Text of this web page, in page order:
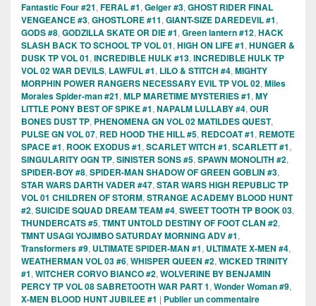
Fantastic Four #21, FERAL #1, Geiger #3, GHOST RIDER FINAL
VENGEANCE #3, GHOSTLORE #11, GIANT-SIZE DAREDEVIL #1,
GODS #8, GODZILLA SKATE OR DIE #1, Green lantern #12, HACK
SLASH BACK TO SCHOOL TP VOL 01, HIGH ON LIFE #1, HUNGER &
DUSK TP VOL 01, INCREDIBLE HULK #13, INCREDIBLE HULK TP
VOL 02 WAR DEVILS, LAWFUL #1, LILO & STITCH #4, MIGHTY
MORPHIN POWER RANGERS NECESSARY EVIL TP VOL 02, Miles
Morales Spider-man #21, MLP MARETIME MYSTERIES #1, MY
LITTLE PONY BEST OF SPIKE #1, NAPALM LULLABY #4, OUR
BONES DUST TP, PHENOMENA GN VOL 02 MATILDES QUEST,
PULSE GN VOL 07, RED HOOD THE HILL #5, REDCOAT #1, REMOTE
SPACE #1, ROOK EXODUS #1, SCARLET WITCH #1, SCARLETT #1,
SINGULARITY OGN TP, SINISTER SONS #5, SPAWN MONOLITH #2,
SPIDER-BOY #8, SPIDER-MAN SHADOW OF GREEN GOBLIN #3,
STAR WARS DARTH VADER #47, STAR WARS HIGH REPUBLIC TP
VOL 01 CHILDREN OF STORM, STRANGE ACADEMY BLOOD HUNT
#2, SUICIDE SQUAD DREAM TEAM #4, SWEET TOOTH TP BOOK 03,
THUNDERCATS #5, TMNT UNTOLD DESTINY OF FOOT CLAN #2,
TMNT USAGI YOJIMBO SATURDAY MORNING ADV #1,
Transformers #9, ULTIMATE SPIDER-MAN #1, ULTIMATE X-MEN #4,
WEATHERMAN VOL 03 #6, WHISPER QUEEN #2, WICKED TRINITY
#1, WITCHER CORVO BIANCO #2, WOLVERINE BY BENJAMIN
PERCY TP VOL 08 SABRETOOTH WAR PART 1, Wonder Woman #9,
X-MEN BLOOD HUNT JUBILEE #1 | Publier un commentaire